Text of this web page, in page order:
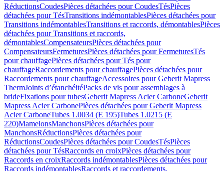
RéductionsCoudesPièces détachées pour CoudesTésPièces
détachées pour TésTransitions indémontablesPièces détachées pour
Transitions indémontablesTransitions et raccords, démontablesPièces
détachées pour Transitions et raccords,
démontablesCompensateursPièces détachées pour
CompensateursFermeturesPièces détachées pour FermeturesTés
pour chauffagePièces détachées pour Tés pour
chauffageRaccordements pour chauffagePièces détachées pour
Raccordements pour chauffageAccessoires pour Geberit Mapress
ThermJoints d’étanchéitéPacks de vis pour assemblages à
brideFixations pour tubesGeberit Mapress Acier CarboneGeberit
Mapress Acier CarbonePièces détachées pour Geberit Mapress
Acier CarboneTubes 1.0034 (E 195)Tubes 1.0215 (E
220)MamelonsManchonsPièces détachées pour
ManchonsRéductionsPièces détachées pour
RéductionsCoudesPièces détachées pour CoudesTésPièces
détachées pour TésRaccords en croixPièces détachées pour
Raccords en croixRaccords indémontablesPièces détachées pour
Raccords indémontablesRaccords et raccordements,